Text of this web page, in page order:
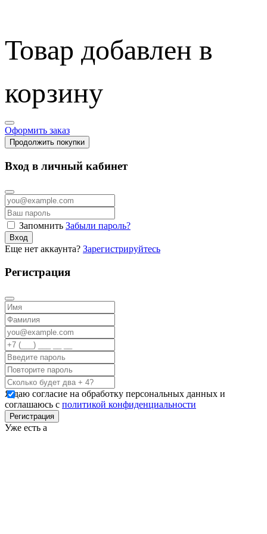
Товар добавлен в
корзину
Оформить заказ
Продолжить покупки
Вход в личный кабинет
Запомнить Забыли пароль?
Вход
Еще нет аккаунта? Зарегистрируйтесь
Регистрация
Я даю согласие на обработку персональных данных и
соглашаюсь с политикой конфиденциальности
Регистрация
Уже есть а